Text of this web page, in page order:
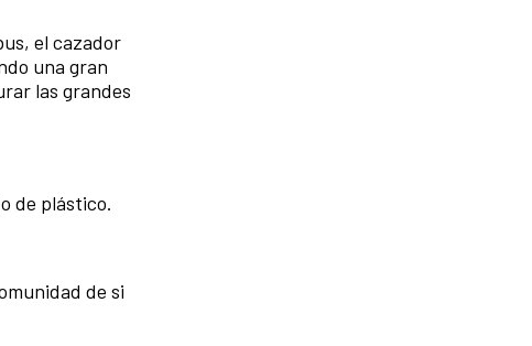
el cazador
una gran
las grandes
de plástico.
de si